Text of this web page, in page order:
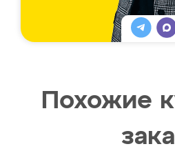
Похожие